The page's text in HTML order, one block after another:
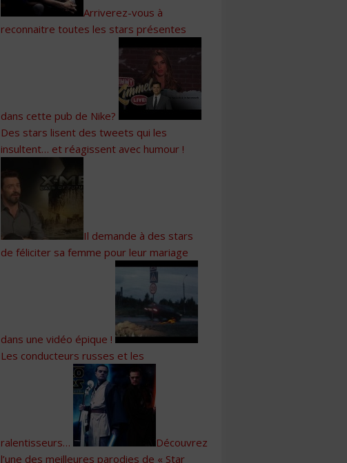
Arriverez-vous à
reconnaitre toutes les stars présentes
dans cette pub de Nike?
Des stars lisent des tweets qui les
insultent… et réagissent avec humour !
Il demande à des stars
de féliciter sa femme pour leur mariage
dans une vidéo épique !
Les conducteurs russes et les
ralentisseurs…
Découvrez
l’une des meilleures parodies de « Star